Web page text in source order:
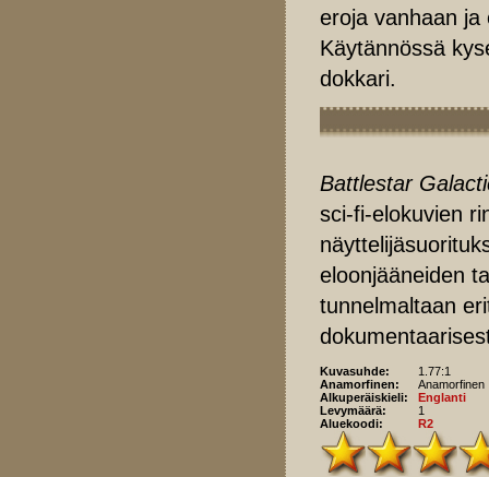
eroja vanhaan
Käytännössä
dokkari.
Battlestar
sci-fi-elokuvien
eloonjääneiden
tunnelmaltaan
Kuvasuhde:
1.77:1
Anamorfinen:
Anamorfinen
Alkuperäiskieli:
Englanti
Levymäärä:
1
Aluekoodi:
R2